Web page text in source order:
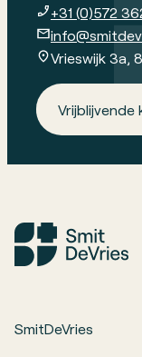
+31 (0)572
Vrieswijk 3a,
Vrijblijvende
SmitDeVries